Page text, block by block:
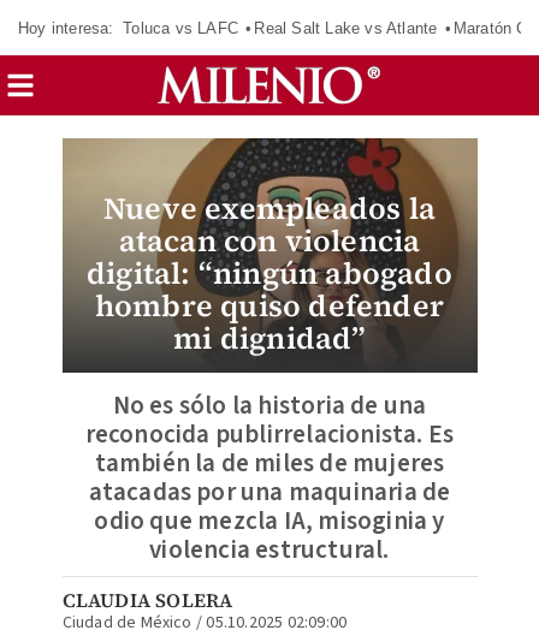
Hoy interesa: Toluca vs LAFC Real Salt Lake vs Atlante Maratón
Nueve exempleados la
atacan con violencia
digital: “ningún abogado
hombre quiso defender
mi dignidad”
No es sólo la historia de una
reconocida publirrelacionista. Es
también la de miles de mujeres
atacadas por una maquinaria de
odio que mezcla IA, misoginia y
violencia estructural.
CLAUDIA SOLERA
Ciudad de México /05.10.2025 02:09:00